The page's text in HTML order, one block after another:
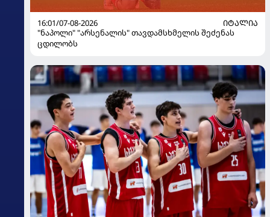
16:01/07-08-2026
ᲘᲢᲐᲚᲘᲐ
"ნაპოლი" "არსენალის" თავდამსხმელის შეძენას
ცდილობს